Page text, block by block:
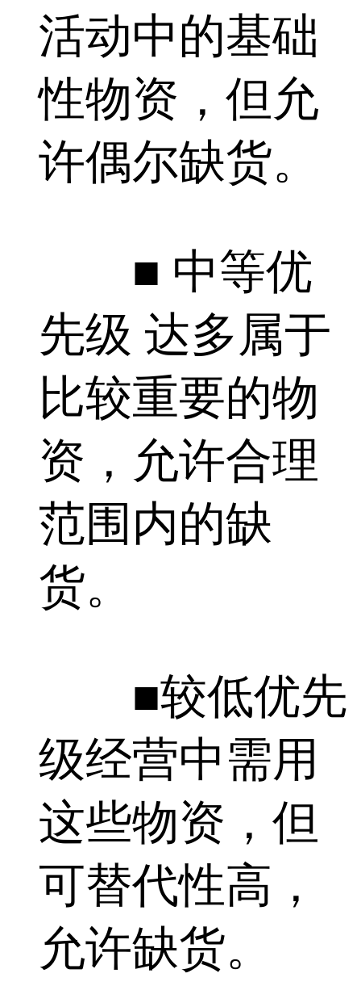
活动中的基础
性物资，但允
许偶尔缺货。
■ 中等优
先级 达多属于
比较重要的物
资，允许合理
范围内的缺
货。
■较低优先
级经营中需用
这些物资，但
可替代性高，
允许缺货。